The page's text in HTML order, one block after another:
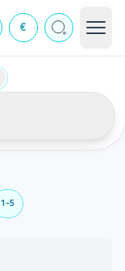
€
1-5